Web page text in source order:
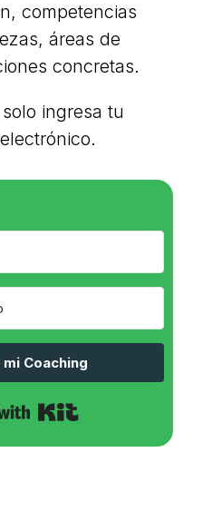
competencias
áreas de
concretas.
solo ingresa tu
Coaching